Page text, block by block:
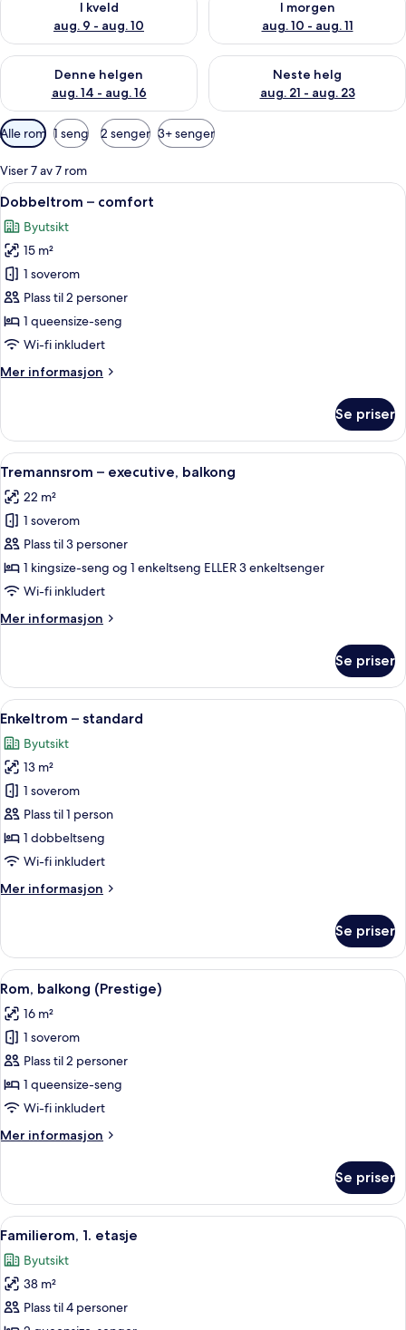
I kveld
aug. 9 - aug. 10
I morgen
aug. 10 - aug. 11
Denne helgen
aug. 14 - aug. 16
Sjekk tilgjengelighet for denne helgen, aug. 14 - aug. 16
Neste helg
aug. 21 - aug. 23
Sjekk tilgjengelighet for
Tilgjengelige
filtre
for
rom
Alle rom 1 seng 2 senger 3+ senger
Viser 7 av 7 rom
Åpne
alle
bildene
av
Dobbeltrom
–
comfort
Dobbeltrom – comfort | Safe på
11
Dobbeltrom – comfort
Byutsikt
15 m²
1 soverom
Plass til 2 personer
1 queensize-seng
Wi-fi inkludert
Mer informasjon
Mer
–
comfort
Se priser
Åpne
alle
bildene
av
Tremannsrom
–
executive,
Tremannsrom – executive, balkong
13
Tremannsrom – executive, balkong
22 m²
1 soverom
Plass til 3 personer
1 kingsize-seng og 1 enkeltseng ELLER 3 enkeltsenger
Wi-fi inkludert
Mer informasjon
Mer
–
executive,
balkong
Se priser
Åpne
alle
bildene
av
Enkeltrom
–
standard
Enkeltrom – standard | Safe på
12
Enkeltrom – standard
Byutsikt
13 m²
1 soverom
Plass til 1 person
1 dobbeltseng
Wi-fi inkludert
Mer informasjon
Mer
–
standard
Se priser
Åpne
alle
bildene
av
Rom,
balkong
(Prestige)
Safe på rommet, skrivebord,
13
Rom, balkong (Prestige)
16 m²
1 soverom
Plass til 2 personer
1 queensize-seng
Wi-fi inkludert
Mer informasjon
Mer
balkong
(Prestige)
Se priser
Åpne
alle
bildene
av
Familierom,
Familierom, 1. etasje | Safe på
3
Familierom, 1. etasje
Byutsikt
38 m²
Plass til 4 personer